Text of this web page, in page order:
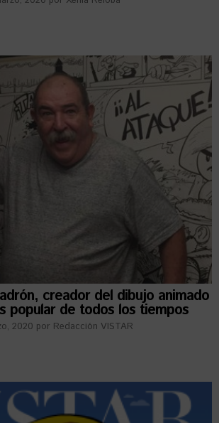
creador del dibujo animado
popular de todos los tiempos
2020 por Redacción VISTAR